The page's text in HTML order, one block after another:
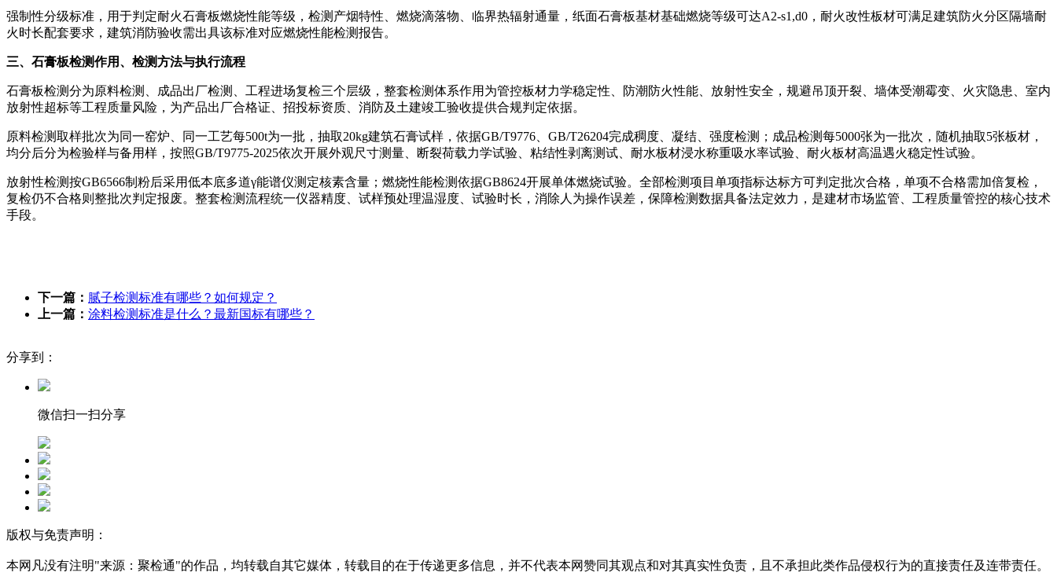
强制性分级标准，用于判定耐火石膏板燃烧性能等级，检测产烟特性、燃烧滴落物、临界热辐射通量，纸面石膏板基材基础燃烧等级可达A2-s1,d0，耐火改性板材可满足建筑防火分区隔墙耐
火时长配套要求，建筑消防验收需出具该标准对应燃烧性能检测报告。
三、石膏板检测作用、检测方法与执行流程
石膏板检测分为原料检测、成品出厂检测、工程进场复检三个层级，整套检测体系作用为管控板材力学稳定性、防潮防火性能、放射性安全，规避吊顶开裂、墙体受潮霉变、火灾隐患、室内
放射性超标等工程质量风险，为产品出厂合格证、招投标资质、消防及土建竣工验收提供合规判定依据。
原料检测取样批次为同一窑炉、同一工艺每500t为一批，抽取20kg建筑石膏试样，依据GB/T9776、GB/T26204完成稠度、凝结、强度检测；成品检测每5000张为一批次，随机抽取5张板材，
均分后分为检验样与备用样，按照GB/T9775-2025依次开展外观尺寸测量、断裂荷载力学试验、粘结性剥离测试、耐水板材浸水称重吸水率试验、耐火板材高温遇火稳定性试验。
放射性检测按GB6566制粉后采用低本底多道γ能谱仪测定核素含量；燃烧性能检测依据GB8624开展单体燃烧试验。全部检测项目单项指标达标方可判定批次合格，单项不合格需加倍复检，
复检仍不合格则整批次判定报废。整套检测流程统一仪器精度、试样预处理温湿度、试验时长，消除人为操作误差，保障检测数据具备法定效力，是建材市场监管、工程质量管控的核心技术
手段。
下一篇： ‌‌‌‌‌‌腻子检测标准有哪些？如何规定？
上一篇： 涂料检测标准是什么？最新国标有哪些？
分享到：
微信扫一扫分享
版权与免责声明：
本网凡没有注明"来源：聚检通"的作品，均转载自其它媒体，转载目的在于传递更多信息，并不代表本网赞同其观点和对其真实性负责，且不承担此类作品侵权行为的直接责任及连带责任。